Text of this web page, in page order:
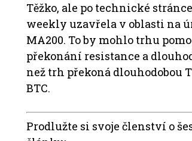
Těžko, ale po technické
weekly uzavřela v oblasti na
MA200. To by mohlo trhu
překonání resistance a
než trh překoná dlouhodobou
BTC.
Prodlužte si svoje členství o